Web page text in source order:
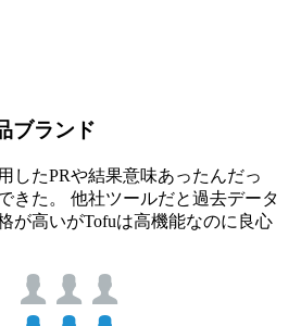
ブランド
したPRや結果意味あったんだっ
きた。 他社ツールだと過去データ
が高いがTofuは高機能なのに良心